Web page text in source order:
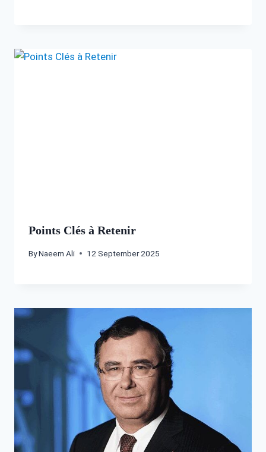
Points Clés à Retenir
ByNaeem Ali 12 September 2025